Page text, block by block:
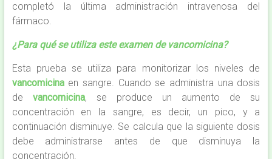
completó la última administración intravenosa del
fármaco.
¿Para qué se utiliza este examen de vancomicina?
Esta prueba se utiliza para monitorizar los niveles de
vancomicinaen sangre. Cuando se administra una dosis
de vancomicina, se produce un aumento de su
concentración en la sangre, es decir, un pico, y a
continuación disminuye. Se calcula que la siguiente dosis
debe administrarse antes de que disminuya la
concentración.